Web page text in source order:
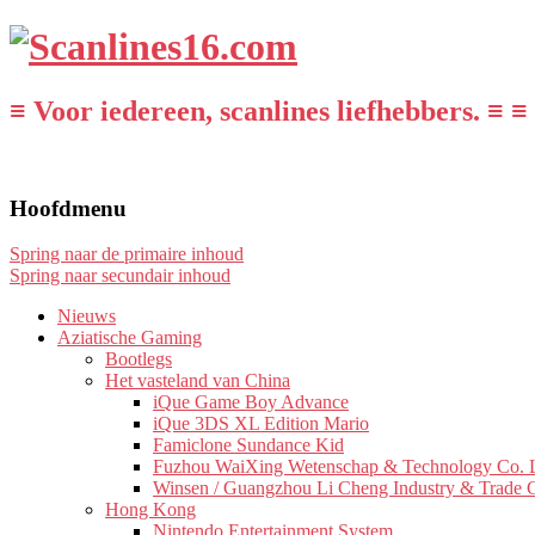
≡ Voor iedereen, scanlines liefhebbers. ≡ ≡
Hoofdmenu
Spring naar de primaire inhoud
Spring naar secundair inhoud
Nieuws
Aziatische Gaming
Bootlegs
Het vasteland van China
iQue Game Boy Advance
iQue 3DS XL Edition Mario
Famiclone Sundance Kid
Fuzhou WaiXing Wetenschap & Technology Co.
Winsen / Guangzhou Li Cheng Industry & Trade
Hong Kong